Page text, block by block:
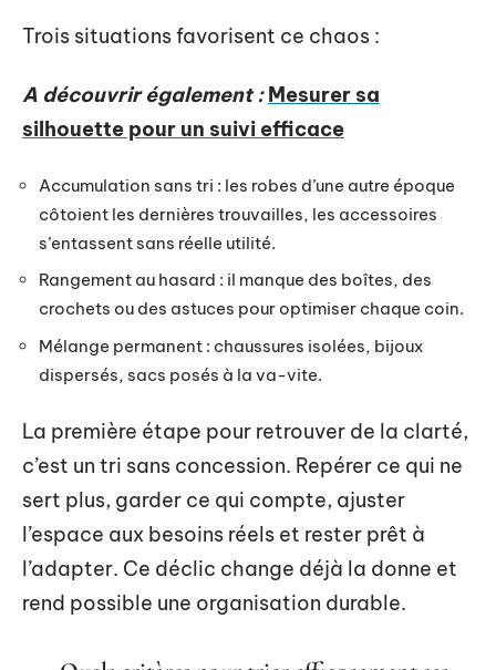
Trois situations favorisent ce chaos :
A découvrir également : Mesurer sa
silhouette pour un suivi efficace
Accumulation sans tri : les robes d’une autre époque
côtoient les dernières trouvailles, les accessoires
s’entassent sans réelle utilité.
Rangement au hasard : il manque des boîtes, des
crochets ou des astuces pour optimiser chaque coin.
Mélange permanent : chaussures isolées, bijoux
dispersés, sacs posés à la va-vite.
La première étape pour retrouver de la clarté,
c’est un tri sans concession. Repérer ce qui ne
sert plus, garder ce qui compte, ajuster
l’espace aux besoins réels et rester prêt à
l’adapter. Ce déclic change déjà la donne et
rend possible une organisation durable.